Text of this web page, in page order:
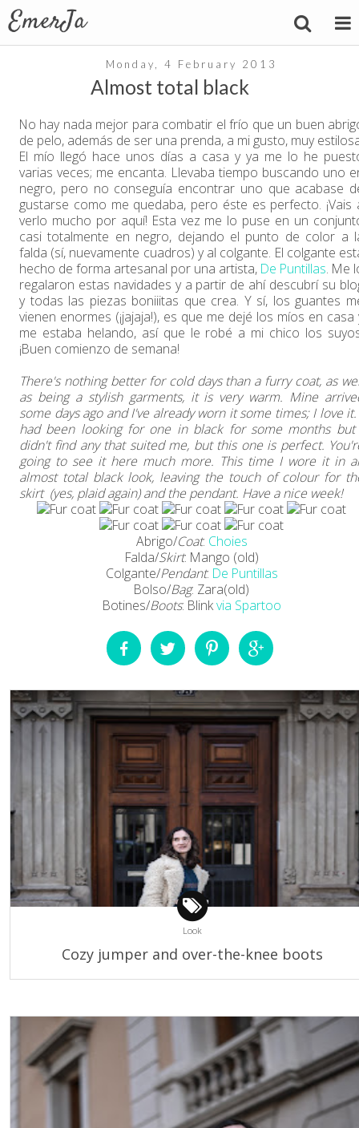
Monday, 4 February 2013
Almost total black
No hay nada mejor para combatir el frío que un buen
de pelo, además de ser una prenda, a mi gusto, muy
El mío llegó hace unos días a casa y ya me lo he
varias veces; me encanta. Llevaba tiempo buscando uno
negro, pero no conseguía encontrar uno que acabase
gustarse como me quedaba, pero éste es perfecto. ¡Vais
verlo mucho por aquí! Esta vez me lo puse en un
casi totalmente en negro, dejando el punto de color a
falda (sí, nuevamente cuadros) y al colgante. El colgante
hecho de forma artesanal por una artista, De Puntillas. Me
regalaron estas navidades y a partir de ahí descubrí su
y todas las piezas boniiitas que crea. Y sí, los guantes
vienen enormes (¡jajaja!), es que me dejé los míos en casa
me estaba helando, así que le robé a mi chico los
¡Buen comienzo de semana!
There's nothing better for cold days than a furry coat, as
as being a stylish garments, it is very warm. Mine
some days ago and I've already worn it some times; I love
had been looking for one in black for some months but
didn't find any that suited me, but this one is perfect.
going to see it here much more. This time I wore it in
almost total black look, leaving the touch of colour for
skirt (yes, plaid again) and the pendant. Have a nice week!
Abrigo/Coat: Choies
Falda/Skirt: Mango (old)
Colgante/Pendant: De Puntillas
Bolso/Bag: Zara(old)
Botines/Boots: Blinkvia Spartoo
Look
Cozy jumper and over-the-knee boots